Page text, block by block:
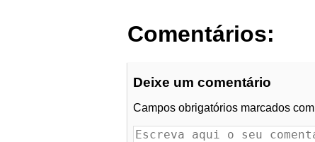
Comentários:
Deixe um comentário
Campos obrigatórios marcados com